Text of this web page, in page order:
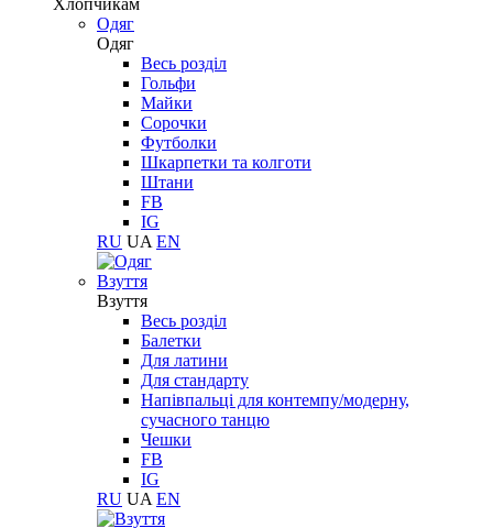
Хлопчикам
Одяг
Одяг
Весь розділ
Гольфи
Майки
Сорочки
Футболки
Шкарпетки та колготи
Штани
FB
IG
RU UA EN
Взуття
Взуття
Весь розділ
Балетки
Для латини
Для стандарту
Напівпальці для контемпу/модерну,
сучасного танцю
Чешки
FB
IG
RU UA EN